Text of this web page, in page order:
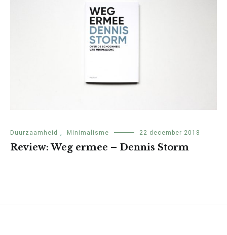
Duurzaamheid , Minimalisme 22 december 2018
Review: Weg ermee – Dennis Storm